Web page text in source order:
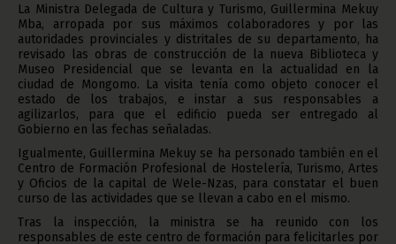
La Ministra Delegada de Cultura y Turismo, Guillermina Mekuy
Mba, arropada por sus máximos colaboradores y por las
autoridades provinciales y distritales de su departamento, ha
revisado las obras de construcción de la nueva Biblioteca y
Museo Presidencial que se levanta en la actualidad en la
ciudad de Mongomo. La visita tenía como objeto conocer el
estado de los trabajos, e instar a sus responsables a
agilizarlos, para que el edificio pueda ser entregado al
Gobierno en las fechas señaladas.
Igualmente, Guillermina Mekuy se ha personado también en el
Centro de Formación Profesional de Hostelería, Turismo, Artes
y Oficios de la capital de Wele-Nzas, para constatar el buen
curso de las actividades que se llevan a cabo en el mismo.
Tras la inspección, la ministra se ha reunido con los
responsables de este centro de formación para felicitarles por